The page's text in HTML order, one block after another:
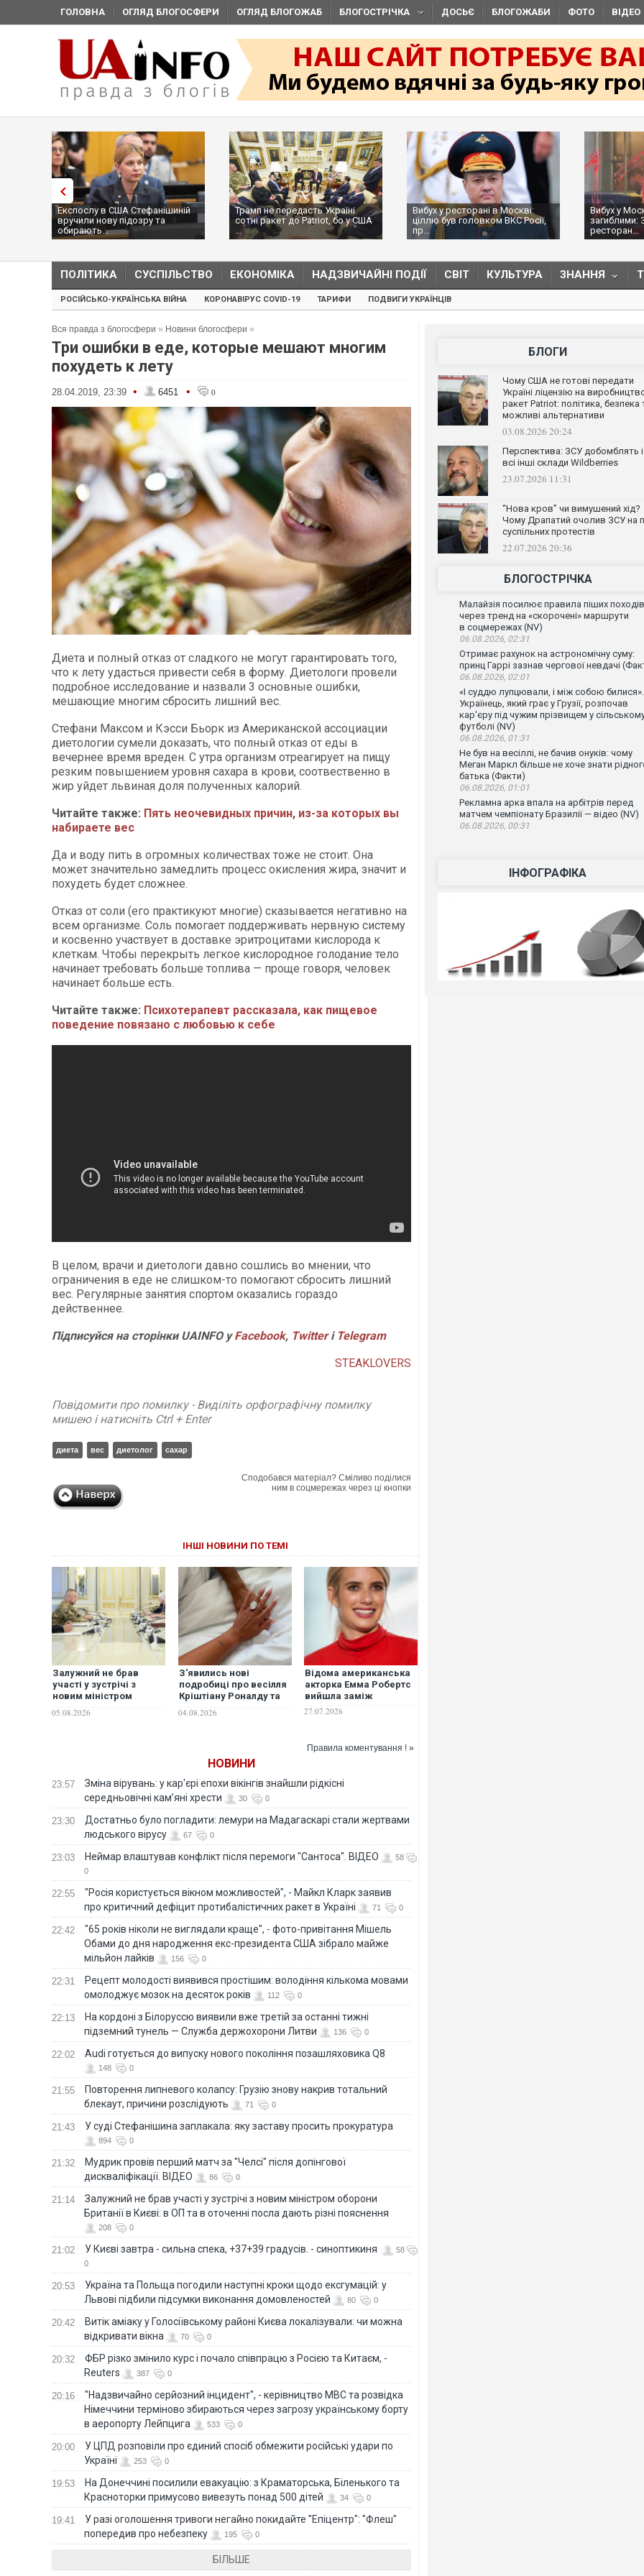
ГОЛОВНА ОГЛЯД БЛОГОСФЕРИ ОГЛЯД БЛОГОЖАБ БЛОГОСТРІЧКА ДОСЬЄ БЛОГОЖАБИ ФОТО ВІДЕО
Експослу в США Стефанішиній
вручили нову підозру та
обирають...
Трамп не передасть Україні
сотні ракет до Patriot, бо у США
...
Вибух у ресторані в Москві:
ціллю був головком ВКС Росії,
пр...
Вибух у
загиблими:
ресторан...
ПОЛІТИКА СУСПІЛЬСТВО ЕКОНОМІКА НАДЗВИЧАЙНІ ПОДІЇ СВІТ КУЛЬТУРА ЗНАННЯ
РОСІЙСЬКО-УКРАЇНСЬКА ВІЙНА КОРОНАВІРУС COVID-19 ТАРИФИ ПОДВИГИ УКРАЇНЦІВ
Вся правда з блогосфери » Новини блогосфери »
Три ошибки в еде, которые мешают многим
похудеть к лету
28.04.2019, 23:39 • 6451 • 0
Диета и полный отказ от сладкого не могут гарантировать того,
что к лету удасться привести себя в форму. Диетологи провели
подробное исследование и назвали 3 основные ошибки,
мешающие многим сбросить лишний вес.
Стефани Максом и Кэсси Бьорк из Американской ассоциации
диетологии сумели доказать, что полный отказ от еды в
вечернее время вреден. С утра организм отреагирует на пищу
резким повышением уровня сахара в крови, соотвественно в
жир уйдет львиная доля полученных калорий.
Читайте также: Пять неочевидных причин, из-за которых вы
набираете вес
Да и воду пить в огромных количествах тоже не стоит. Она
может значительно замедлить процесс окисления жира, значит и
похудеть будет сложнее.
Отказ от соли (его практикуют многие) сказывается негативно на
всем организме. Соль помогает поддерживать нервную систему
и косвенно участвует в доставке эритроцитами кислорода к
клеткам. Чтобы перекрыть легкое кислородное голодание тело
начинает требовать больше топлива — проще говоря, человек
начинает больше есть.
Читайте также: Психотерапевт рассказала, как пищевое
поведение повязано с любовью к себе
В целом, врачи и диетологи давно сошлись во мнении, что
ограничения в еде не слишком-то помогают сбросить лишний
вес. Регулярные занятия спортом оказались гораздо
действеннее.
Підписуйся на сторінки UAINFO уFacebook, Twitter і Telegram
STEAKLOVERS
Повідомити про помилку - Виділіть орфографічну помилку
мишею і натисніть Ctrl + Enter
диета вес диетолог сахар
Сподобався матеріал? Сміливо поділися
ним в соцмережах через ці кнопки
ІНШІ НОВИНИ ПО ТЕМІ
Залужний не брав
участі у зустрічі з
новим міністром
Києві: в ОП та в
05.08.2026
З'явились нові
подробиці про весілля
Кріштіану Роналду та
04.08.2026
Відома американська
акторка Емма Робертс
вийшла заміж
27.07.2026
Правила коментування ! »
НОВИНИ
23:57
Зміна вірувань: у кар'єрі епохи вікінгів знайшли рідкісні
середньовічні кам’яні хрести
30 0
23:30
Достатньо було погладити: лемури на Мадагаскарі стали жертвами
людського вірусу
67 0
23:03 Неймар влаштував конфлікт після перемоги "Сантоса". ВІДЕО
58
0
22:55
"Росія користується вікном можливостей", - Майкл Кларк заявив
про критичний дефіцит протибалістичних ракет в Україні
71 0
22:42
"65 років ніколи не виглядали краще", - фото-привітання Мішель
Обами до дня народження екс-президента США зібрало майже
мільйон лайків
156 0
22:31
Рецепт молодості виявився простішим: володіння кількома мовами
омолоджує мозок на десяток років
112 0
22:13
На кордоні з Білоруссю виявили вже третій за останні тижні
підземний тунель — Служба держохорони Литви
136 0
22:02 Audi готується до випуску нового покоління позашляховика Q8
148 0
21:55
Повторення липневого колапсу: Грузію знову накрив тотальний
блекаут, причини розслідують
71 0
21:43 У суді Стефанішина заплакала: яку заставу просить прокуратура
894 0
21:32
Мудрик провів перший матч за "Челсі" після допінгової
дискваліфікації. ВІДЕО
86 0
21:14
Залужний не брав участі у зустрічі з новим міністром оборони
Британії в Києві: в ОП та в оточенні посла дають різні пояснення
208 0
21:02 У Києві завтра - сильна спека, +37+39 градусів. - синоптикиня
58
0
20:53
Україна та Польща погодили наступні кроки щодо ексгумацій: у
Львові підбили підсумки виконання домовленостей
80 0
20:42
Витік аміаку у Голосіївському районі Києва локалізували: чи можна
відкривати вікна
70 0
20:32
ФБР різко змінило курс і почало співпрацю з Росією та Китаєм, -
Reuters
387 0
20:16
"Надзвичайно серйозний інцидент", - керівництво МВС та розвідка
Німеччини терміново збираються через загрозу українському борту
в аеропорту Лейпцига
533 0
20:00
У ЦПД розповіли про єдиний спосіб обмежити російські удари по
Україні
253 0
19:53
На Донеччині посилили евакуацію: з Краматорська, Біленького та
Красноторки примусово вивезуть понад 500 дітей
34 0
19:41
У разі оголошення тривоги негайно покидайте "Епіцентр": "Флеш"
попередив про небезпеку
195 0
БІЛЬШЕ
БЛОГИ
Чому США не готові передати
Україні ліцензію на
ракет Patriot: політика, безпека
можливі альтернативи
03.08.2026 20:24
Перспектива: ЗСУ добомблять і
всі інші склади Wildberries
23.07.2026 11:31
“Нова кров” чи вимушений хід?
Чому Драпатий очолив ЗСУ на
суспільних протестів
22.07.2026 20:36
БЛОГОСТРІЧКА
Малайзія посилює правила піших походів
через тренд на «скорочені» маршрути
в соцмережах (NV)
06.08.2026, 02:31
Отримає рахунок на астрономічну суму:
принц Гаррі зазнав чергової невдачі
06.08.2026, 02:01
«І суддю лупцювали, і між собою билися».
Українець, який грає у Грузії, розпочав
кар'єру під чужим прізвищем у
футболі (NV)
06.08.2026, 01:31
Не був на весіллі, не бачив онуків: чому
Меган Маркл більше не хоче знати
батька (Факти)
06.08.2026, 01:01
Рекламна арка впала на арбітрів перед
матчем чемпіонату Бразилії — відео (NV)
06.08.2026, 00:31
ІНФОГРАФІКА